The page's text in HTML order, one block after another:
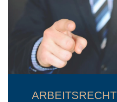
ARBEITSRECHT